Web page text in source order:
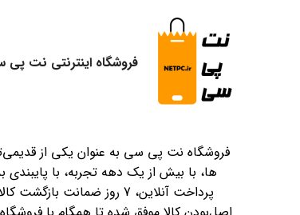
فروشگاه اینترنتی نت پی
فروشگاه نت پی سی به عنوان یکی از
ها، با بیش از یک دهه تجربه، با
پرداخت آنلاین، 7 روز ضمانت